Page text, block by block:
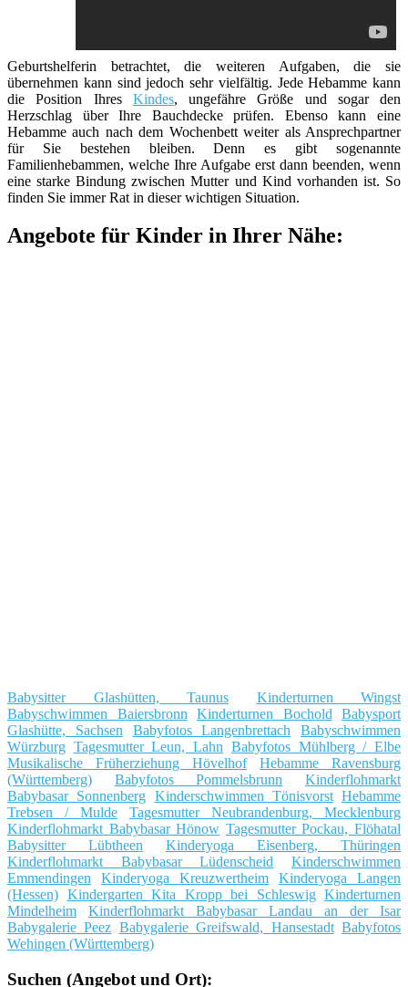
Geburtshelferin betrachtet, die weiteren Aufgaben, die sie
übernehmen kann sind jedoch sehr vielfältig. Jede Hebamme kann
die Position Ihres Kindes, ungefähre Größe und sogar den
Herzschlag über Ihre Bauchdecke prüfen. Ebenso kann eine
Hebamme auch nach dem Wochenbett weiter als Ansprechpartner
für Sie bestehen bleiben. Denn es gibt sogenannte
Familienhebammen, welche Ihre Aufgabe erst dann beenden, wenn
eine starke Bindung zwischen Mutter und Kind vorhanden ist. So
finden Sie immer Rat in dieser wichtigen Situation.
Angebote für Kinder in Ihrer Nähe:
Babysitter Glashütten, Taunus
Kinderturnen Wingst
Babyschwimmen Baiersbronn
Kinderturnen Bochold
Babysport
Glashütte, Sachsen
Babyfotos Langenbrettach
Babyschwimmen
Würzburg Tagesmutter Leun, Lahn Babyfotos Mühlberg / Elbe
Musikalische Früherziehung Hövelhof
Hebamme Ravensburg
(Württemberg)
Babyfotos Pommelsbrunn
Kinderflohmarkt
Babybasar Sonnenberg Kinderschwimmen Tönisvorst Hebamme
Trebsen / Mulde
Tagesmutter Neubrandenburg, Mecklenburg
Kinderflohmarkt Babybasar Hönow Tagesmutter Pockau, Flöhatal
Babysitter Lübtheen
Kinderyoga Eisenberg, Thüringen
Kinderflohmarkt Babybasar Lüdenscheid
Kinderschwimmen
Emmendingen
Kinderyoga Kreuzwertheim
Kinderyoga Langen
(Hessen) Kindergarten Kita Kropp bei Schleswig Kinderturnen
Mindelheim
Kinderflohmarkt Babybasar Landau an der Isar
Babygalerie Peez Babygalerie Greifswald, Hansestadt Babyfotos
Wehingen (Württemberg)
Suchen (Angebot und Ort):